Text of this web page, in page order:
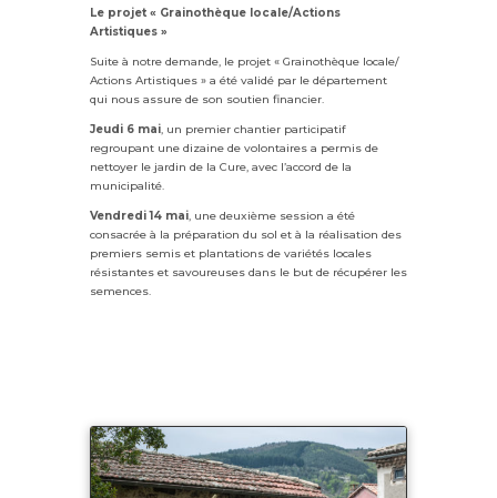
Le projet « Grainothèque locale/Actions
Artistiques »
Suite à notre demande, le projet « Grainothèque locale/
Actions Artistiques » a été validé par le département
qui nous assure de son soutien financier.
Jeudi 6 mai, un premier chantier participatif
regroupant une dizaine de volontaires a permis de
nettoyer le jardin de la Cure, avec l’accord de la
municipalité.
Vendredi 14 mai, une deuxième session a été
consacrée à la préparation du sol et à la réalisation des
premiers semis et plantations de variétés locales
résistantes et savoureuses dans le but de récupérer les
semences.